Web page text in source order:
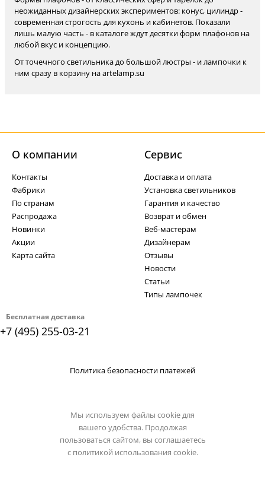
неожиданных дизайнерских экспериментов: конус, цилиндр -
современная строгость для кухонь и кабинетов. Показали
лишь малую часть - в каталоге ждут десятки форм плафонов на
любой вкус и концепцию.
От точечного светильника до большой люстры - и лампочки к
ним сразу в корзину на artelamp.su
Бесплатная доставка
+7 (495) 255-03-21
О компании
Контакты
Фабрики
По странам
Распродажа
Новинки
Акции
Карта сайта
Cервис
Доставка и оплата
Установка светильников
Гарантия и качество
Возврат и обмен
Веб-мастерам
Дизайнерам
Отзывы
Новости
Статьи
Типы лампочек
Политика безопасности платежей
Мы используем файлы cookie для
вашего удобства. Продолжая
пользоваться сайтом, вы соглашаетесь
с политикой использования cookie.